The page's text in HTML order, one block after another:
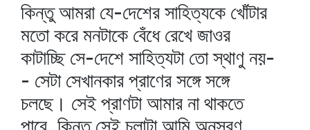
কিন্তু আমরা যে-দেশের সাহিত্যকে খোঁটার
মতো করে মনটাকে বেঁধে রেখে জাওর
কাটাচ্ছি সে-দেশে সাহিত্যটা তো স্থাণু নয়-
- সেটা সেখানকার প্রাণের সঙ্গে সঙ্গে
চলছে। সেই প্রাণটা আমার না থাকতে